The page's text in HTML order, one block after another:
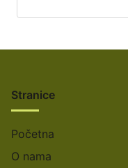
Stranice
Početna
O nama